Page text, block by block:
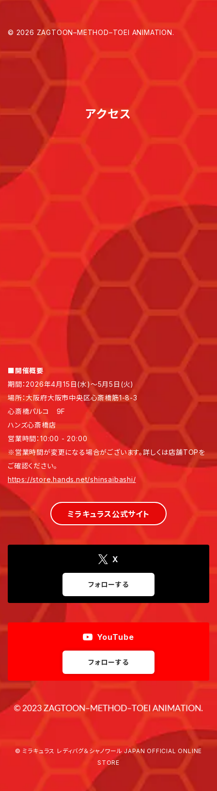
© 2026 ZAGTOON–METHOD–TOEI ANIMATION.
アクセス
■開催概要
期間：2026年4月15日(水)～5月5日(火)
場所：大阪府大阪市中央区心斎橋筋1-8-3
心斎橋パルコ 9F
ハンズ心斎橋店
営業時間：10:00 - 20:00
※営業時間が変更になる場合がございます。詳しくは店舗TOPを
ご確認ください。
https://store.hands.net/shinsaibashi/
ミラキュラス公式サイト
X
フォローする
YouTube
フォローする
© ミラキュラス レディバグ＆シャノワール JAPAN OFFICIAL ONLINE
STORE